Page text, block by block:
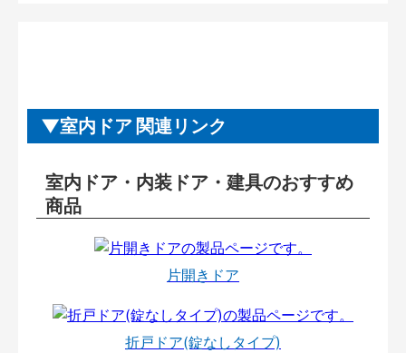
室内ドア 関連リンク
室内ドア・内装ドア・建具のおすすめ
商品
片開きドア
折戸ドア(錠なしタイプ)